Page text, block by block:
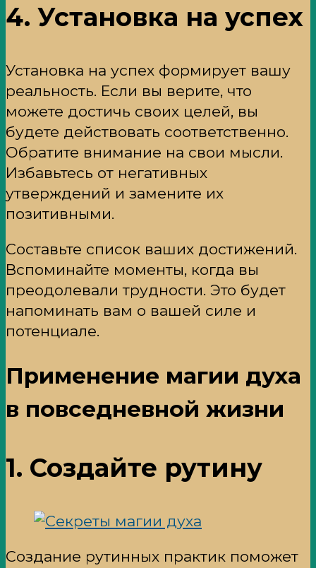
4. Установка на успех
Установка на успех формирует вашу
реальность. Если вы верите, что
можете достичь своих целей, вы
будете действовать соответственно.
Обратите внимание на свои мысли.
Избавьтесь от негативных
утверждений и замените их
позитивными.
Составьте список ваших достижений.
Вспоминайте моменты, когда вы
преодолевали трудности. Это будет
напоминать вам о вашей силе и
потенциале.
Применение магии духа
в повседневной жизни
1. Создайте рутину
Создание рутинных практик поможет